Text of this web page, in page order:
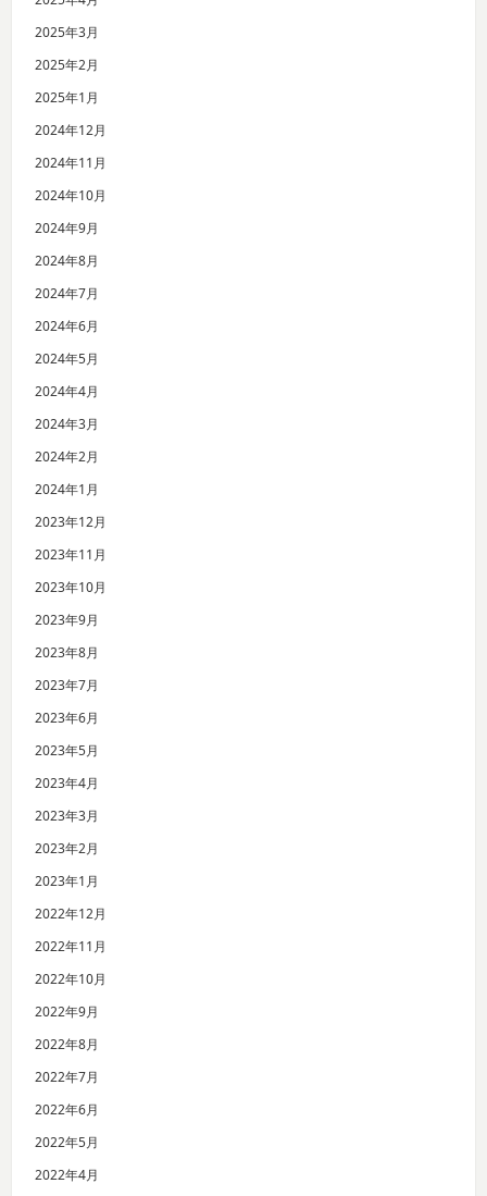
2025年3月
2025年2月
2025年1月
2024年12月
2024年11月
2024年10月
2024年9月
2024年8月
2024年7月
2024年6月
2024年5月
2024年4月
2024年3月
2024年2月
2024年1月
2023年12月
2023年11月
2023年10月
2023年9月
2023年8月
2023年7月
2023年6月
2023年5月
2023年4月
2023年3月
2023年2月
2023年1月
2022年12月
2022年11月
2022年10月
2022年9月
2022年8月
2022年7月
2022年6月
2022年5月
2022年4月